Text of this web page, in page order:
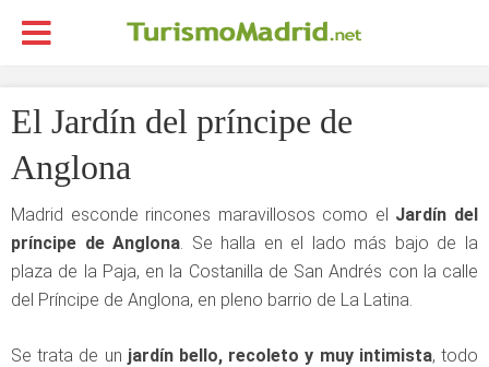
El Jardín del príncipe de
Anglona
Madrid esconde rincones maravillosos como el Jardín del
príncipe de Anglona. Se halla en el lado más bajo de la
plaza de la Paja, en la Costanilla de San Andrés con la calle
del Príncipe de Anglona, en pleno barrio de La Latina.
Se trata de un jardín bello, recoleto y muy intimista, todo